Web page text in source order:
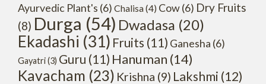
Ayurvedic Plant's (6) Chalisa(4) Cow(6) Dry Fruits
(8) Durga (54) Dwadasa (20)
Ekadashi (31) Fruits (11) Ganesha (6)
Gayatri(3) Guru (11) Hanuman (14)
Kavacham (23) Krishna (9) Lakshmi (12)